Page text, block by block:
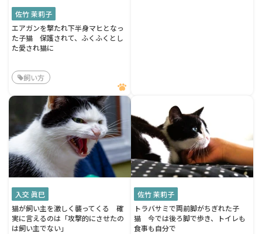
佐竹 茉莉子
エアガンを撃たれ下半身マヒとなっ
た子猫 保護されて、ふくふくとし
た愛され猫に
飼い方
入交 眞巳
猫が飼い主を激しく襲ってくる 確
実に言えるのは「攻撃的にさせたの
は飼い主でない」
佐竹 茉莉子
トラバサミで両前脚がちぎれた子
猫 今では後ろ脚で歩き、トイレも
食事も自分で